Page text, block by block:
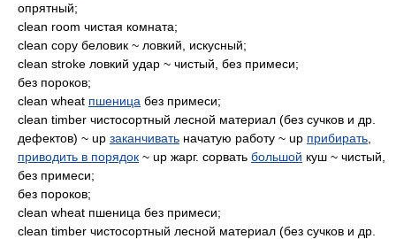
опрятный;
clean room чистая комната;
clean сору беловик ~ ловкий, искусный;
clean stroke ловкий удар ~ чистый, без примеси;
без пороков;
clean wheat пшеница без примеси;
clean timber чистосортный лесной материал (без сучков и др.
дефектов) ~ up заканчивать начатую работу ~ up прибирать
приводить в порядок ~ up жарг. сорвать большой куш ~ чистый,
без примеси;
без пороков;
clean wheat пшеница без примеси;
clean timber чистосортный лесной материал (без сучков и др.